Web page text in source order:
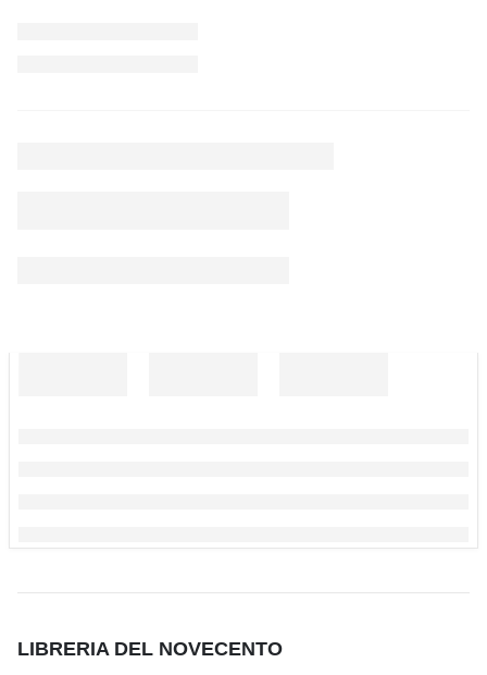
LIBRERIA DEL NOVECENTO